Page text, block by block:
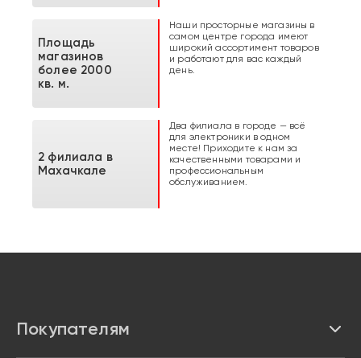
Площадь
магазинов
более 2000
кв. м.
Наши просторные магазины в
самом центре города имеют
широкий ассортимент товаров
и работают для вас каждый
день.
2 филиала в
Махачкале
Два филиала в городе — всё
для электроники в одном
месте! Приходите к нам за
качественными товарами и
профессиональным
обслуживанием.
Покупателям